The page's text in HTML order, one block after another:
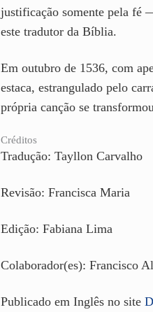
justificação somente pela fé
este tradutor da Bíblia.
Em outubro de 1536, com
estaca, estrangulado pelo
própria canção se
Créditos
Tradução: Tayllon Carvalho
Revisão: Francisca Maria
Edição: Fabiana Lima
Colaborador(es): Francisco
Publicado em Inglês no site